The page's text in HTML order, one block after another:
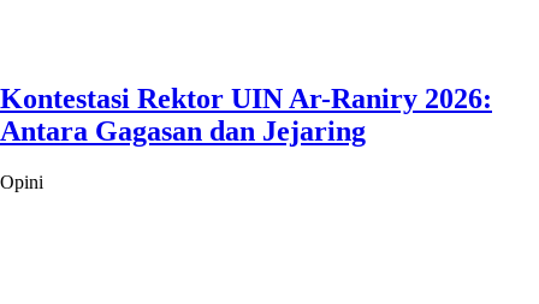
Kontestasi Rektor UIN Ar-Raniry 2026:
Antara Gagasan dan Jejaring
Opini